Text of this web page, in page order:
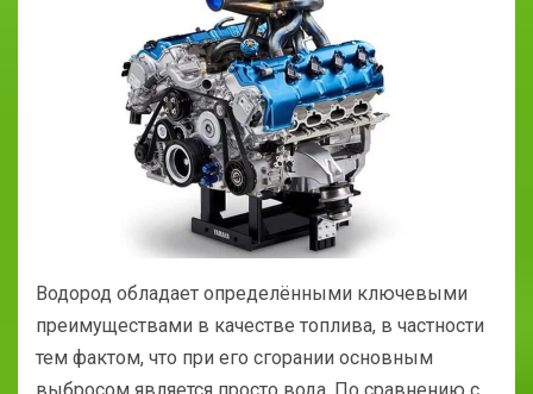
Водород обладает определёнными ключевыми
преимуществами в качестве топлива, в частности
тем фактом, что при его сгорании основным